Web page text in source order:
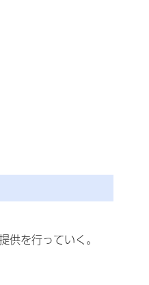
を行っていく。